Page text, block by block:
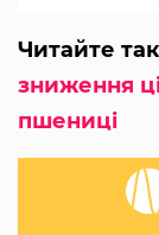
Читайте
зниження
пшениці